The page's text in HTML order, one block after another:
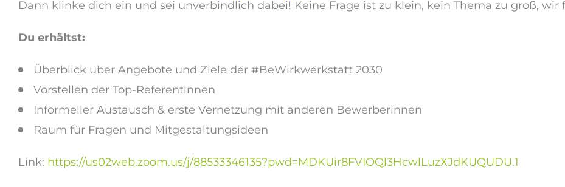
Dann klinke dich ein und sei unverbindlich dabei! Keine Frage ist zu klein, kein Thema zu groß, wir
Du erhältst:
Überblick über Angebote und Ziele der #BeWirkwerkstatt 2030
Vorstellen der Top-Referentinnen
Informeller Austausch & erste Vernetzung mit anderen Bewerberinnen
Raum für Fragen und Mitgestaltungsideen
Link: https://us02web.zoom.us/j/88533346135?pwd=MDKUir8FVIOQl3HcwlLuzXJdKUQUDU.1